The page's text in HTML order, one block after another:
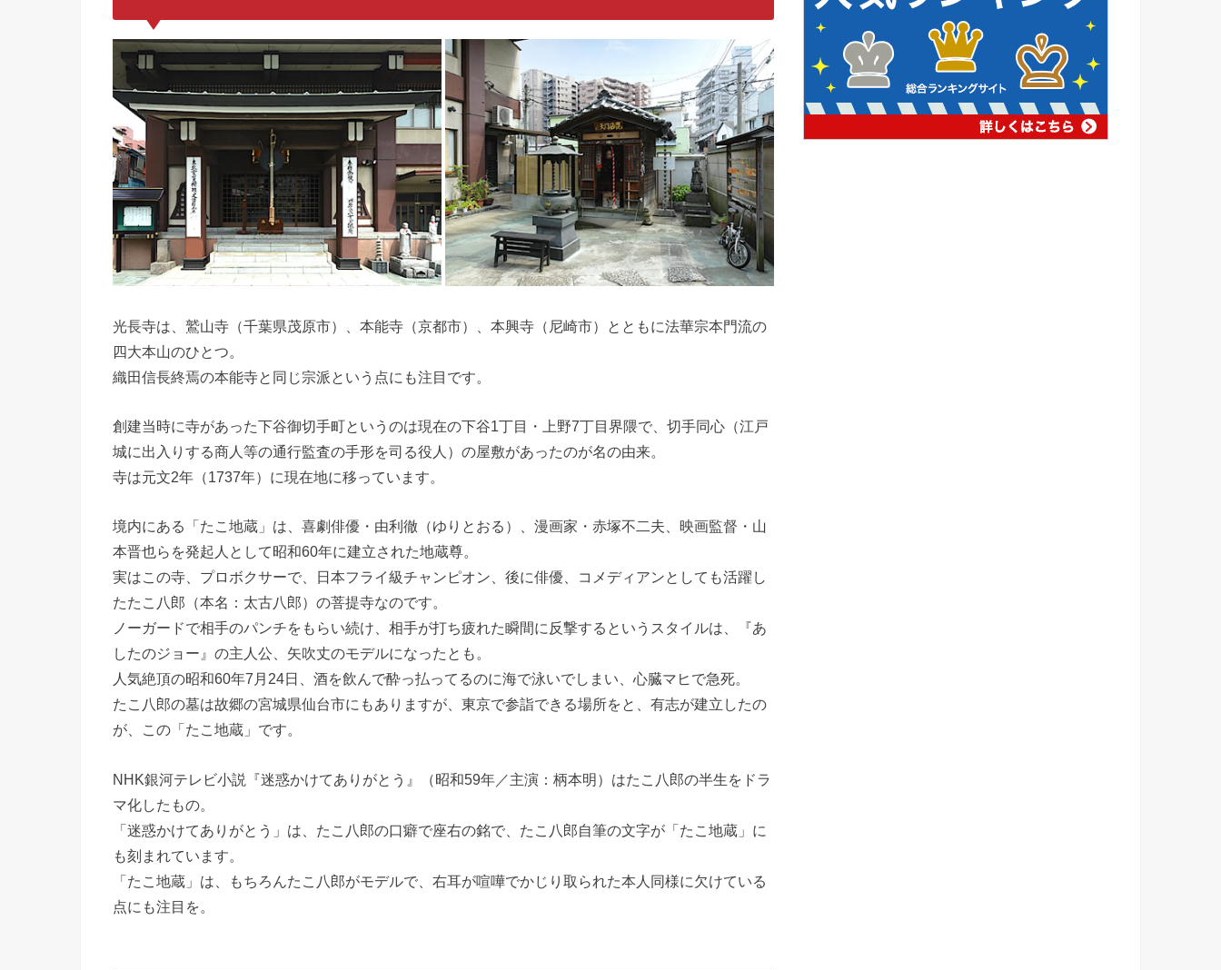
光長寺は、鷲山寺（千葉県茂原市）、本能寺（京都市）、本興寺（尼崎市）とともに法華宗本門流の
四大本山のひとつ。
織田信長終焉の本能寺と同じ宗派という点にも注目です。
創建当時に寺があった下谷御切手町というのは現在の下谷1丁目・上野7丁目界隈で、切手同心（江戸
城に出入りする商人等の通行監査の手形を司る役人）の屋敷があったのが名の由来。
寺は元文2年（1737年）に現在地に移っています。
境内にある「たこ地蔵」は、喜劇俳優・由利徹（ゆりとおる）、漫画家・赤塚不二夫、映画監督・山
本晋也らを発起人として昭和60年に建立された地蔵尊。
実はこの寺、プロボクサーで、日本フライ級チャンピオン、後に俳優、コメディアンとしても活躍し
たたこ八郎（本名：太古八郎）の菩提寺なのです。
ノーガードで相手のパンチをもらい続け、相手が打ち疲れた瞬間に反撃するというスタイルは、『あ
したのジョー』の主人公、矢吹丈のモデルになったとも。
人気絶頂の昭和60年7月24日、酒を飲んで酔っ払ってるのに海で泳いでしまい、心臓マヒで急死。
たこ八郎の墓は故郷の宮城県仙台市にもありますが、東京で参詣できる場所をと、有志が建立したの
が、この「たこ地蔵」です。
NHK銀河テレビ小説『迷惑かけてありがとう』（昭和59年／主演：柄本明）はたこ八郎の半生をドラ
マ化したもの。
「迷惑かけてありがとう」は、たこ八郎の口癖で座右の銘で、たこ八郎自筆の文字が「たこ地蔵」に
も刻まれています。
「たこ地蔵」は、もちろんたこ八郎がモデルで、右耳が喧嘩でかじり取られた本人同様に欠けている
点にも注目を。